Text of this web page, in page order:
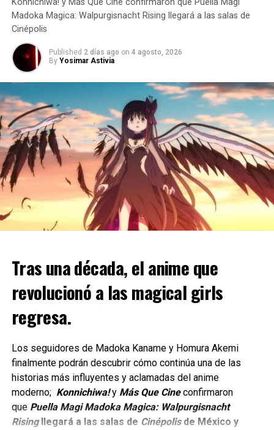
principal.
Takaomi Kanasaki regresa como director jefe, mientras
que Manabu Kurihara se incorpora como director. La
producción de animación pasa al estudio ENGI. L
Las temporadas anteriores estuvieron a cargo de Studio
DEEN (temporadas 1 y 2), Drive (temporada 3) y J.C. Staff
(la película).
El regreso de KonoSuba
Madoka Magica: Walpurgisnacht Rising llegará a las salas de
Cinépolis
Published 2 días ago on 4 agosto, 2026
By Yosimar Astivia
Tras una década, el anime que
revolucionó a las magical girls
regresa.
Los seguidores de Madoka Kaname y Homura Akemi
finalmente podrán descubrir cómo continúa una de las
historias más influyentes y aclamadas del anime
moderno; Konnichiwa!y Más Que Cineconfirmaron
que Puella Magi Madoka Magica: Walpurgisnacht
Rising llegará a las salas de Cinépolisde México y